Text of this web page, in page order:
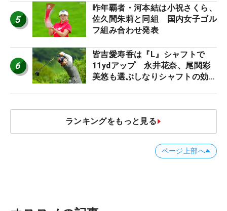
ロたちの“飛ばしギア”】
5
昨年覇者・河本結は小祝さくら、
佐久間朱莉と同組 国内女子ゴル
フ組み合わせ発表
6
皆吉愛寿香は『L』シャフトで
11ydアップ 永井花奈、尾関彩
美悠も選ぶしなりシャフトの効果
ランキングをもっと見る
ページ上部へ